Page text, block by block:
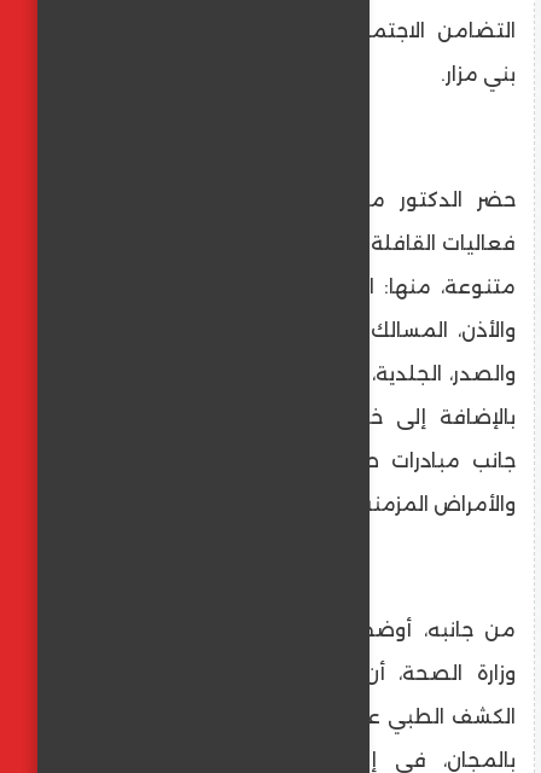
التضامن الاجتماعي، والشباب والرياضة، بمركز
بني مزار.
حضر الدكتور محمد أبو زيد، نائب المحافظ،
فعاليات القافلة الطبية، التي شملت تخصصات
متنوعة، منها: الباطنة، الأطفال، الجراحة، الأنف
والأذن، المسالك البولية، جراحة الأطفال، القلب
والصدر، الجلدية، العيون، تنظيم الأسرة، العظام،
بالإضافة إلى خدمات المعمل والأشعة، إلى
جانب مبادرات صحة المرأة، والاعتلال الكلوي،
والأمراض المزمنة، والأورام السرطانية.
من جانبه، أوضح الدكتور محمود عمر، وكيل
وزارة الصحة، أن القافلة أسفرت عن توقيع
بالمجان، في إطار توفير الخدمات الصحية